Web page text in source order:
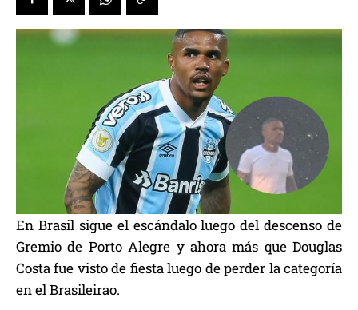
En Brasil sigue el escándalo luego del descenso de
Gremio de Porto Alegre y ahora más que Douglas
Costa fue visto de fiesta luego de perder la categoría
en el Brasileirao.